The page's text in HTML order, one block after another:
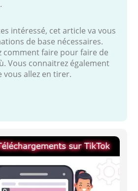
intéressé, cet article va vous
de base nécessaires.
comment faire pour faire de
Vous connaitrez également
vous allez en tirer.